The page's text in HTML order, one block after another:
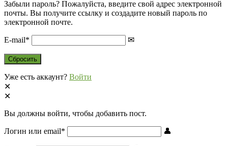
Забыли пароль? Пожалуйста, введите свой адрес электронной
почты. Вы получите ссылку и создадите новый пароль по
электронной почте.
E-mail*
Уже есть аккаунт? Войти
Вы должны войти, чтобы добавить пост.
Логин или email*